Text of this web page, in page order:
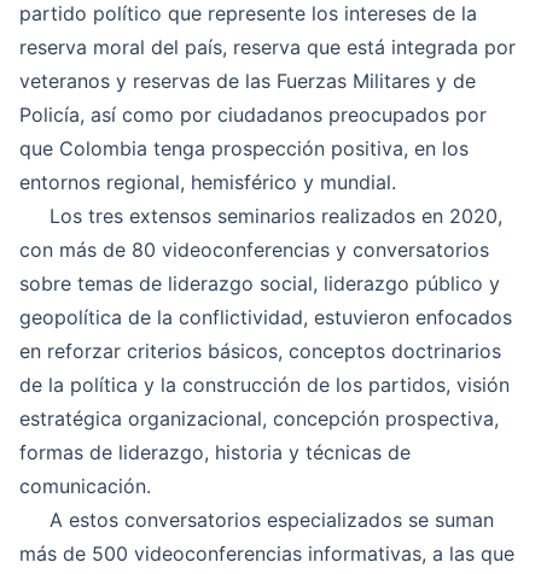
partido político que represente los intereses de la
reserva moral del país, reserva que está integrada por
veteranos y reservas de las Fuerzas Militares y de
Policía, así como por ciudadanos preocupados por
que Colombia tenga prospección positiva, en los
entornos regional, hemisférico y mundial.
Los tres extensos seminarios realizados en 2020,
con más de 80 videoconferencias y conversatorios
sobre temas de liderazgo social, liderazgo público y
geopolítica de la conflictividad, estuvieron enfocados
en reforzar criterios básicos, conceptos doctrinarios
de la política y la construcción de los partidos, visión
estratégica organizacional, concepción prospectiva,
formas de liderazgo, historia y técnicas de
comunicación.
A estos conversatorios especializados se suman
más de 500 videoconferencias informativas, a las que